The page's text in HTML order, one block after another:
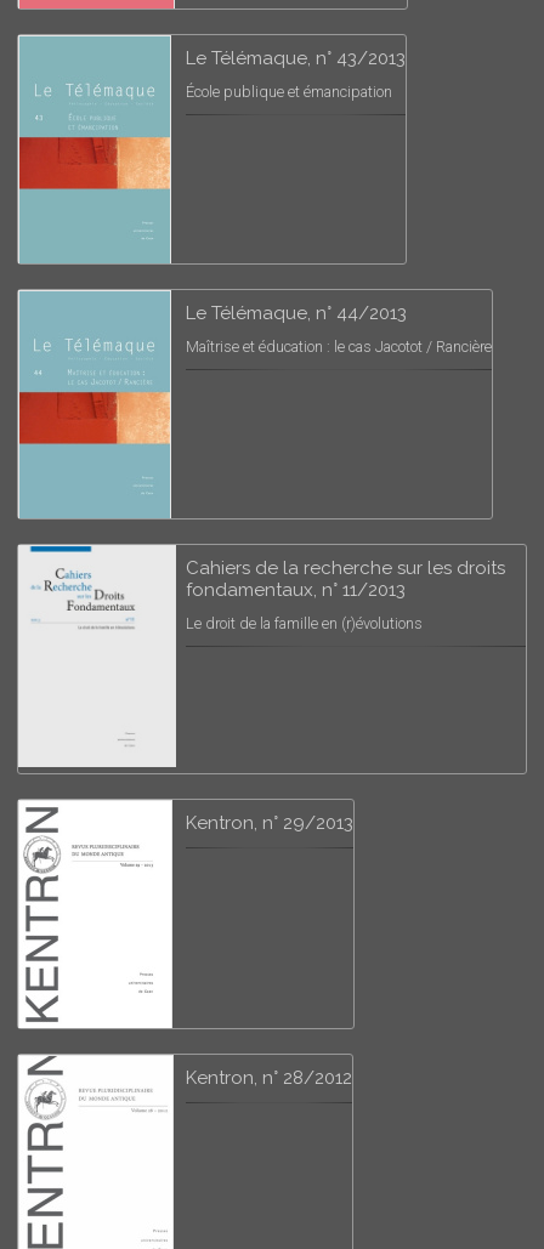
Le Télémaque, n° 43/2013
École publique et émancipation
Le Télémaque, n° 44/2013
Maîtrise et éducation : le cas Jacotot / Rancière
Cahiers de la recherche sur les droits
fondamentaux, n° 11/2013
Le droit de la famille en (r)évolutions
Kentron, n° 29/2013
Kentron, n° 28/2012